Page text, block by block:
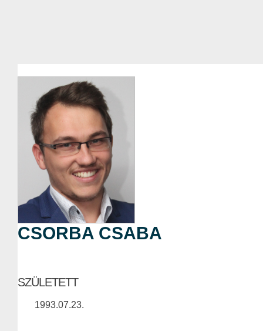
CSORBA CSABA
SZÜLETETT
1993.07.23.